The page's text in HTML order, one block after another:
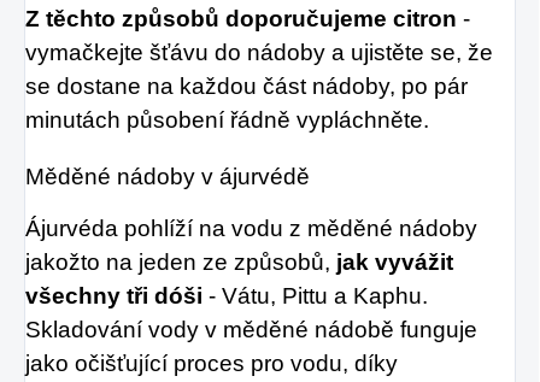
Z těchto způsobů doporučujeme citron -
vymačkejte šťávu do nádoby a ujistěte se, že
se dostane na každou část nádoby, po pár
minutách působení řádně vypláchněte.
Měděné nádoby v ájurvédě
Ájurvéda pohlíží na vodu z měděné nádoby
jakožto na jeden ze způsobů, jak vyvážit
všechny tři dóši - Vátu, Pittu a Kaphu.
Skladování vody v měděné nádobě funguje
jako očišťující proces pro vodu, díky